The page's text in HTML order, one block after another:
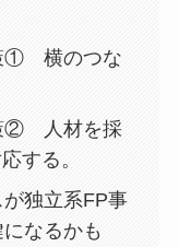
① 横のつな
② 人材を採
する。
独立系FP事
なるかも